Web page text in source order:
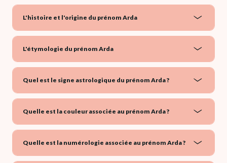
L'histoire et l'origine du prénom Arda
L'étymologie du prénom Arda
Quel est le signe astrologique du prénom Arda ?
Quelle est la couleur associée au prénom Arda ?
Quelle est la numérologie associée au prénom Arda ?